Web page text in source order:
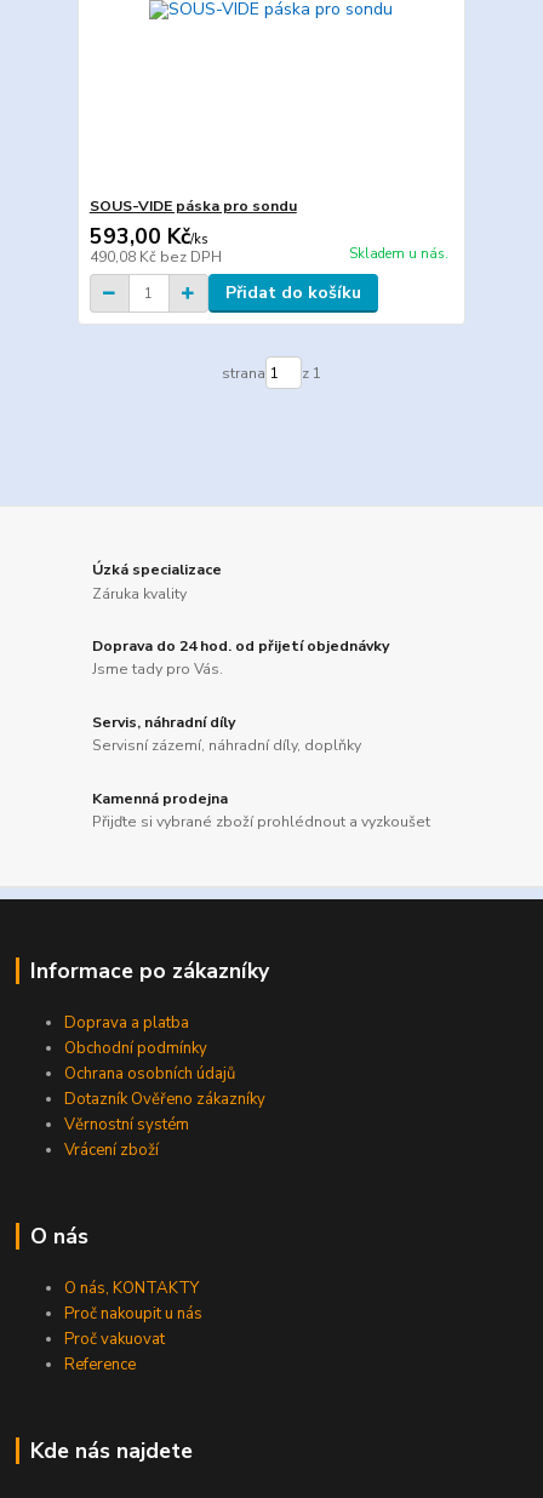
SOUS-VIDE páska pro sondu
593,00 Kč/ks
490,08 Kč bez DPH Skladem u nás.
Přidat do košíku
strana z 1
Úzká specializace
Záruka kvality
Doprava do 24 hod. od přijetí objednávky
Jsme tady pro Vás.
Servis, náhradní díly
Servisní zázemí, náhradní díly, doplňky
Kamenná prodejna
Přijďte si vybrané zboží prohlédnout a vyzkoušet
Informace po zákazníky
Doprava a platba
Obchodní podmínky
Ochrana osobních údajů
Dotazník Ověřeno zákazníky
Věrnostní systém
Vrácení zboží
O nás
O nás, KONTAKTY
Proč nakoupit u nás
Proč vakuovat
Reference
Kde nás najdete